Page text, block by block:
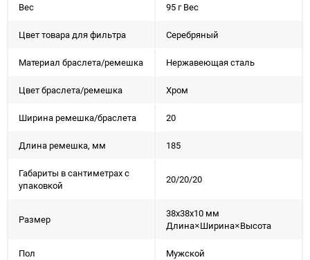
Вес 95 г Вес
Цвет товара для фильтра Серебряный
Материал браслета/ремешка Нержавеющая сталь
Цвет браслета/ремешка Хром
Ширина ремешка/браслета 20
Длина ремешка, мм 185
Габариты в сантиметрах с
упаковкой
20/20/20
Размер
38x38x10 мм
Длина×Ширина×Высота
Пол Мужской